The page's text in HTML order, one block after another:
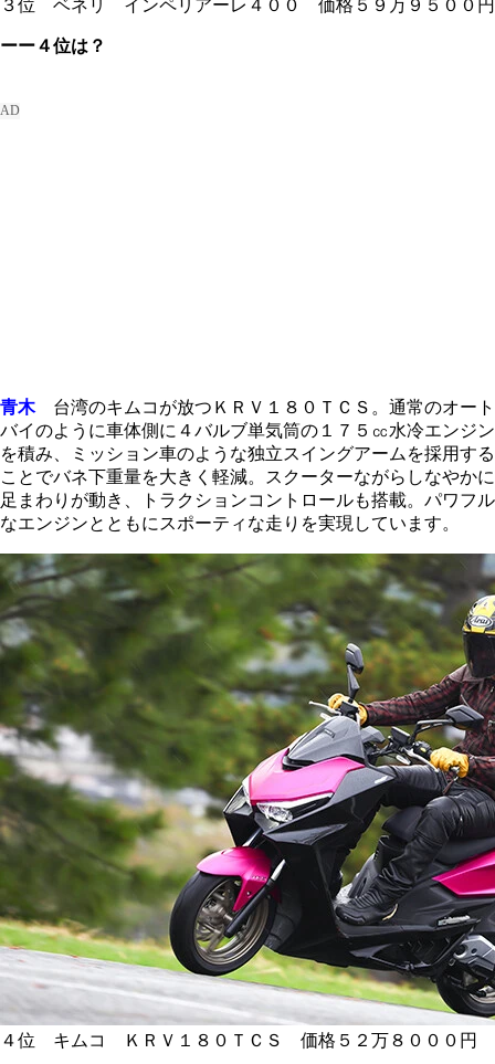
３位 ベネリ インペリアーレ４００ 価格５９万９５００円
ーー４位は？
青木台湾のキムコが放つＫＲＶ１８０ＴＣＳ。通常のオート
バイのように車体側に４バルブ単気筒の１７５㏄水冷エンジン
を積み、ミッション車のような独立スイングアームを採用する
ことでバネ下重量を大きく軽減。スクーターながらしなやかに
足まわりが動き、トラクションコントロールも搭載。パワフル
なエンジンとともにスポーティな走りを実現しています。
４位 キムコ ＫＲＶ１８０ＴＣＳ 価格５２万８０００円